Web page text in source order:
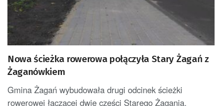
Nowa ścieżka rowerowa połączyła Stary Żagań z
Żaganówkiem
Gmina Żagań wybudowała drugi odcinek ścieżki
rowerowej łączącej dwie części Starego Żagania.